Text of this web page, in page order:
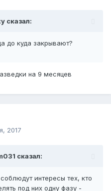
сказал:
до куда закрывают?
на 9 месяцев
2017
сказал:
интересы тех, кто
под них одну фазу -